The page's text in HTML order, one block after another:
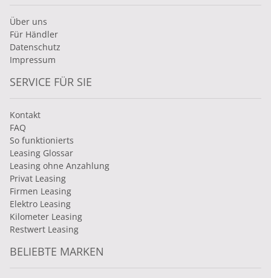
Über uns
Für Händler
Datenschutz
Impressum
SERVICE FÜR SIE
Kontakt
FAQ
So funktionierts
Leasing Glossar
Leasing ohne Anzahlung
Privat Leasing
Firmen Leasing
Elektro Leasing
Kilometer Leasing
Restwert Leasing
BELIEBTE MARKEN